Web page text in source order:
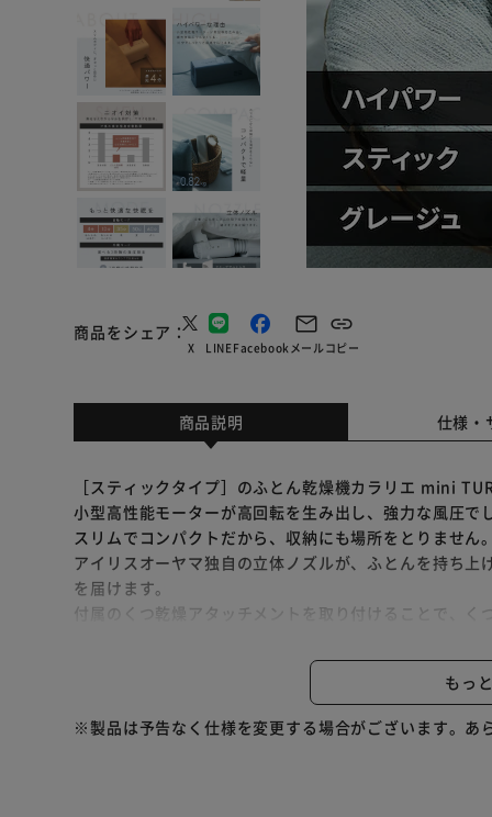
商品をシェア
X LINEFacebookメールコピー
商品説明 仕様・
［スティックタイプ］のふとん乾燥機カラリエ mini
小型高性能モーターが高回転を生み出し、強力な風圧で
スリムでコンパクトだから、収納にも場所をとりません
アイリスオーヤマ独自の立体ノズルが、ふとんを持ち
を届けます。
付属のくつ乾燥アタッチメントを取り付けることで、く
手動モードは「温度：3段階（高温／低温／送風）」
もっ
※製品は予告なく仕様を変更する場合がございます。あ